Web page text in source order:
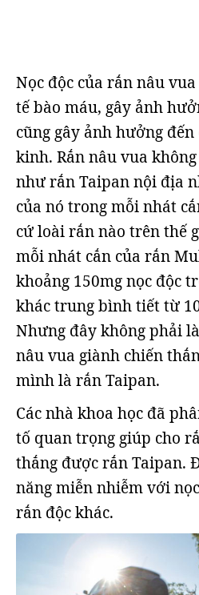
Nọc độc của rắn nâu
tế bào máu, gây ảnh
cũng gây ảnh hưởng
kinh. Rắn nâu vua
như rắn Taipan nội địa
của nó trong mỗi nhát
cứ loài rắn nào trên thế
mỗi nhát cắn của rắn
khoảng 150mg nọc độc
khác trung bình tiết từ
Nhưng đây không phải
nâu vua giành chiến
mình là rắn Taipan.
Các nhà khoa học đã
tố quan trọng giúp cho
thắng được rắn Taipan.
năng miễn nhiễm với
rắn độc khác.